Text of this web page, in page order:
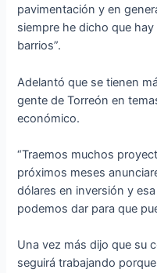
pavimentación y en
siempre he dicho que
barrios”.
Adelantó que se tienen
gente de Torreón en
económico.
“Traemos muchos
próximos meses
dólares en inversión y
podemos dar para que
Una vez más dijo que su
seguirá trabajando